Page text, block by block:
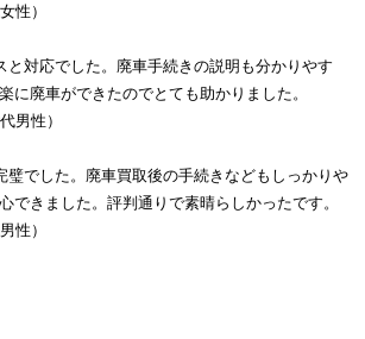
性）
と対応でした。廃車手続きの説明も分かりやす
に廃車ができたのでとても助かりました。
男性）
璧でした。廃車買取後の手続きなどもしっかりや
できました。評判通りで素晴らしかったです。
性）